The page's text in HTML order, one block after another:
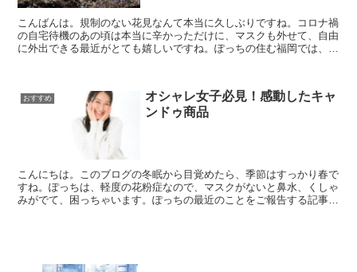
こんばんは。規制のない花見なんて本当に久しぶりですね。コロナ禍
の自宅待機のあの頃は本当に辛かっただけに、マスクも外せて、自由
に外出できる最近がとても嬉しいですね。ぽっちの住む福岡では、数
おすすめ
オシャレ女子必見！感動したキャ
ンドゥ商品
こんにちは。このブログの冬眠から目覚めたら、季節はすっかり春で
すね。ぽっちは、軽度の花粉症なので、マスクがないと鼻水、くしゃ
みがでて、困っちゃいます。ぽっちの最近のことをご報告する記事も